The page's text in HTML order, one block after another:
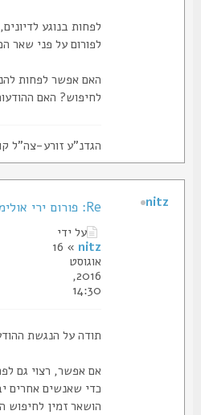
לפחות בנוגע לדיונים,
לפורום על פני שאר
האם אפשר לפחות
לחיפוש? האם ההודעות
הגדנ"ע זורע-צה"ל
על ידי
» 16
אוגוסט
2016,
14:30
תודה על הנגשת ההודעות
אם אפשר, רצוי גם
כדי שאנשים אחרים יבינו
הושאר זמין לחיפוש